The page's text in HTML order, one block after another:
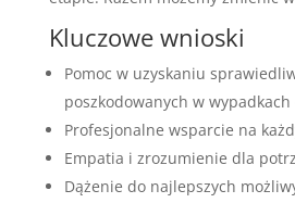
Kluczowe wnioski
Pomoc w uzyskaniu
poszkodowanych w
Profesjonalne wsparcie na
Empatia i zrozumienie dla
Dążenie do najlepszych